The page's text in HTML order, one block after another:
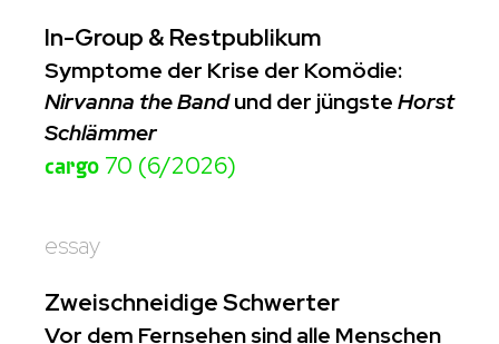
In-Group & Restpublikum
Symptome der Krise der Komödie:
Nirvanna the Bandund der jüngsteHorst
Schlämmer
cargo 70 (6/2026)
essay
Zweischneidige Schwerter
Vor dem Fernsehen sind alle Menschen